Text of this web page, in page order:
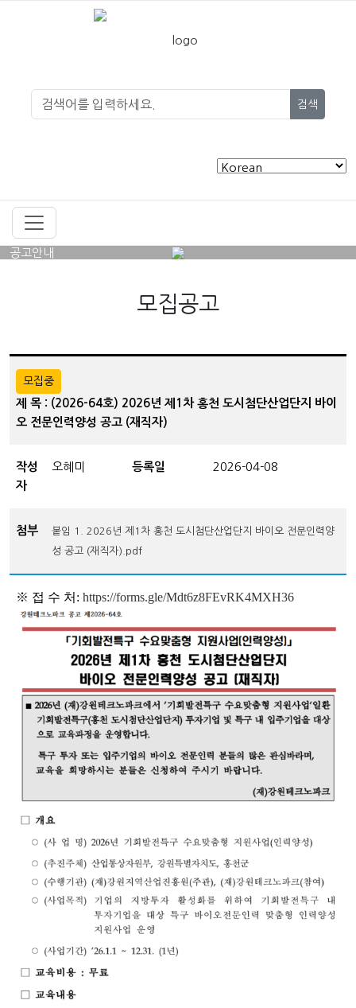
검색
공고안내
모집공고
모집중
제 목 : (2026-64호) 2026년 제1차 홍천 도시첨단산업단지 바이
오 전문인력양성 공고 (재직자)
작성
자
오혜미 등록일 2026-04-08
첨부
붙임 1. 2026년 제1차 홍천 도시첨단산업단지 바이오 전문인력양
성 공고 (재직자).pdf
※ 접 수 처: https://forms.gle/Mdt6z8FEvRK4MXH36